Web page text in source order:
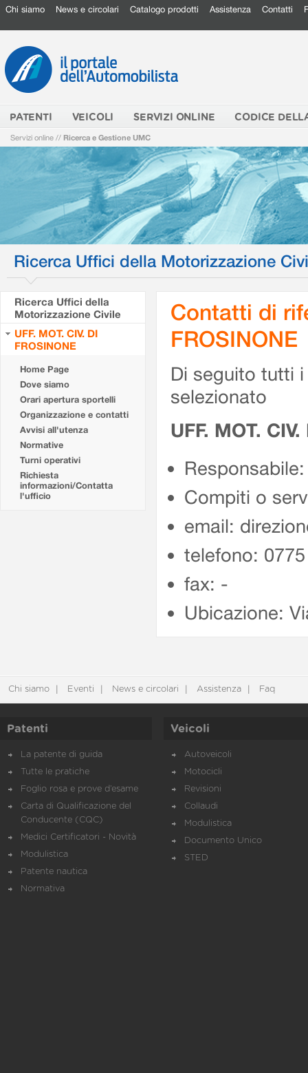
Chi siamo News e circolari Catalogo prodotti Assistenza Contatti
PATENTI VEICOLI SERVIZI ONLINE CODICE
Servizi online // Ricerca e Gestione UMC
Ricerca Uffici della Motorizzazione
Ricerca Uffici della
Motorizzazione Civile
UFF. MOT. CIV. DI
FROSINONE
Home Page
Dove siamo
Orari apertura sportelli
Organizzazione e contatti
Avvisi all'utenza
Normative
Turni operativi
Richiesta
informazioni/Contatta
l'ufficio
Contatti di
FROSINONE
Di seguito tutti
selezionato
UFF. MOT.
Compiti o
email:
telefono:
fax: -
Ubicazione:
Chi siamo Eventi News e circolari Assistenza Faq
Patenti
La patente di guida
Tutte le pratiche
Foglio rosa e prove d’esame
Carta di Qualificazione del
Conducente (CQC)
Medici Certificatori - Novità
Modulistica
Patente nautica
Normativa
Veicoli
Autoveicoli
Motocicli
Revisioni
Collaudi
Modulistica
Documento Unico
STED